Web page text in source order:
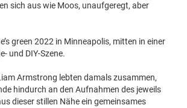
sich aus wie Moos, unaufgeregt, aber
green 2022 in Minneapolis, mitten in einer
und DIY-Szene.
Armstrong lebten damals zusammen,
hindurch an den Aufnahmen des jeweils
dieser stillen Nähe ein gemeinsames